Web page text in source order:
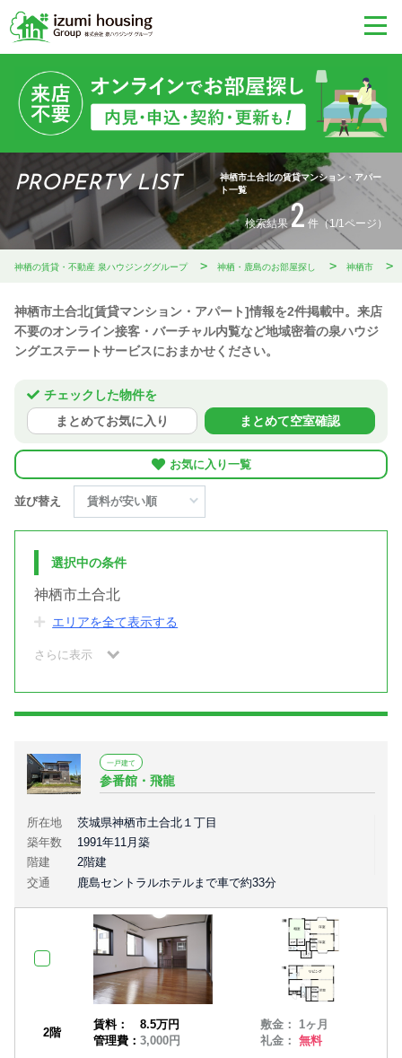
PROPERTY LIST
神栖市土合北の賃貸マンション・アパー
ト一覧
検索結果 2件（1/1ページ）
神栖の賃貸・不動産 泉ハウジンググループ 神栖・鹿島のお部屋探し 神栖市
神栖市土合北[賃貸マンション・アパート]情報を2件掲載中。来店
不要のオンライン接客・バーチャル内覧など地域密着の泉ハウジ
ングエステートサービスにおまかせください。
チェックした物件を
まとめてお気に入り
まとめて空室確認
お気に入り一覧
並び替え
一戸建て
参番館・飛龍
所在地
茨城県神栖市土合北１丁目
築年数
1991年11月築
階建
2階建
交通
鹿島セントラルホテルまで車で約33分
2階
賃料：
8.5万円
管理費： 3,000円
敷金： 1ヶ月
礼金：無料
選択中の条件
神栖市土合北
エリアを全て表示する
さらに表示